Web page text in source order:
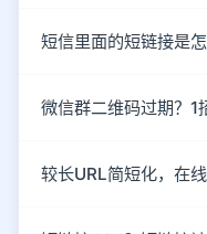
短信里面的短链接是
微信群二维码过期？1
较长URL简短化，在